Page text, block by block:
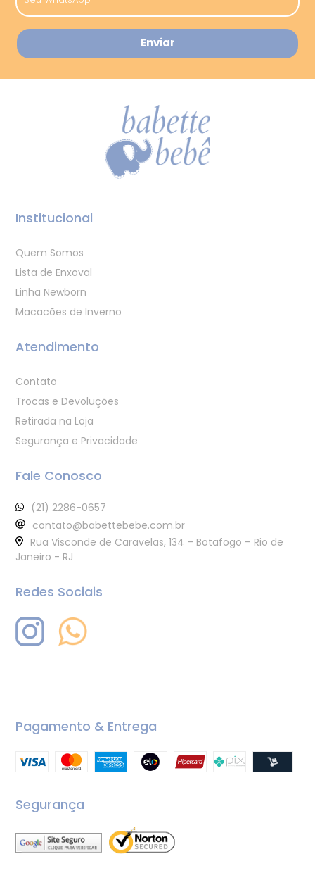
Institucional
Quem Somos
Lista de Enxoval
Linha Newborn
Macacões de Inverno
Atendimento
Contato
Trocas e Devoluções
Retirada na Loja
Segurança e Privacidade
Fale Conosco
(21) 2286-0657
contato@babettebebe.com.br
Rua Visconde de Caravelas, 134 – Botafogo – Rio de
Janeiro - RJ
Redes Sociais
Pagamento & Entrega
Segurança